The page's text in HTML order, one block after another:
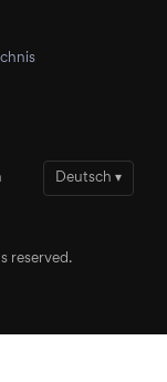
Deutsch ▾
reserved.